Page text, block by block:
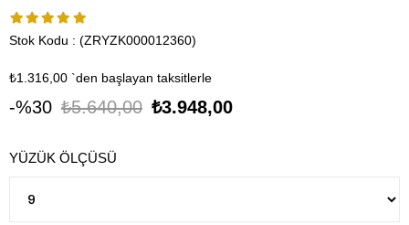
Stok Kodu (ZRYZK000012360)
₺1.316,00 `den başlayan taksitlerle
30 ₺5.640,00 ₺3.948,00
YÜZÜK ÖLÇÜSÜ